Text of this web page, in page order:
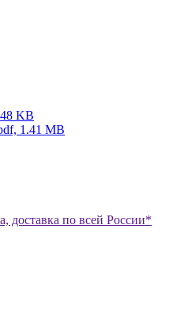
KB
1.41 MB
доставка по всей России*